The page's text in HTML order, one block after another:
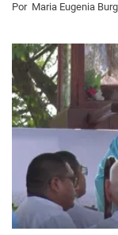
Por Maria Eugenia